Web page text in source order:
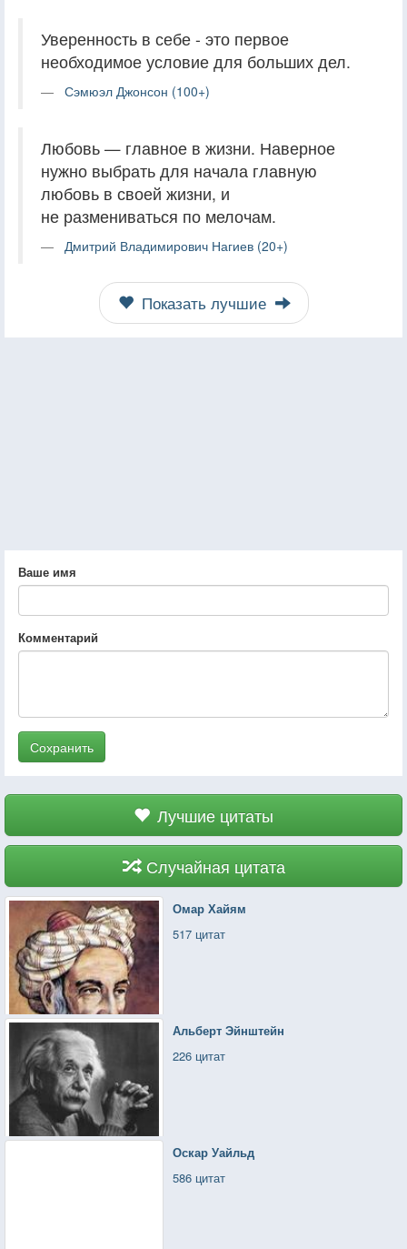
Уверенность в себе - это первое
необходимое условие для больших дел.
Сэмюэл Джонсон (100+)
Любовь — главное в жизни. Наверное
нужно выбрать для начала главную
любовь в своей жизни, и
не размениваться по мелочам.
Дмитрий Владимирович Нагиев (20+)
Показать лучшие
Ваше имя
Комментарий
Сохранить
Лучшие цитаты
Случайная цитата
Омар Хайям
517 цитат
Альберт Эйнштейн
226 цитат
Оскар Уайльд
586 цитат